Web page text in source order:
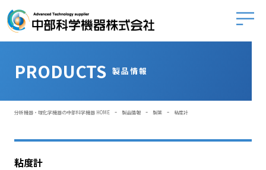
中部科
PRODUCTS 製品情報
分析機器・理化学機器の中部科学機器 HOME - 製品情報 - 製薬 - 粘度計
粘度計